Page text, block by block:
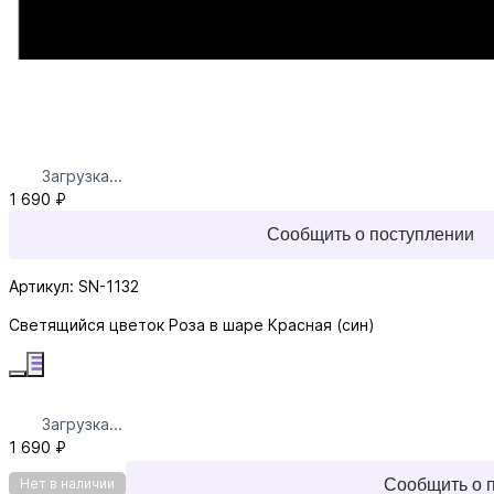
Загрузка...
1 690 ₽
Сообщить о поступлении
Артикул: SN-1132
Светящийся цветок Роза в шаре Красная (син)
Загрузка...
1 690 ₽
Нет в наличии Сообщить о